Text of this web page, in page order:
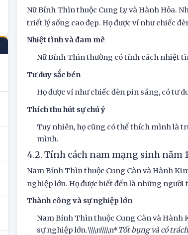
Nữ Bính Thìn thuộc Cung Ly và Hành Hỏa.
triết lý sống cao đẹp. Họ được ví như chiếc
Nhiệt tình và đam mê
Nữ Bính Thìn thường có tính cách nhiệt
Tư duy sắc bén
Họ được ví như chiếc đèn pin sáng, có tư
Thích thu hút sự chú ý
Tuy nhiên, họ cũng có thể thích mình là
mình.
4.2. Tính cách nam mạng sinh năm
Nam Bính Thìn thuộc Cung Càn và Hành
nghiệp lớn. Họ được biết đến là những
Thành công và sự nghiệp lớn
Nam Bính Thìn thuộc Cung Càn và
sự nghiệp lớn.\\\\n\\\\n*Tốt bụng và có